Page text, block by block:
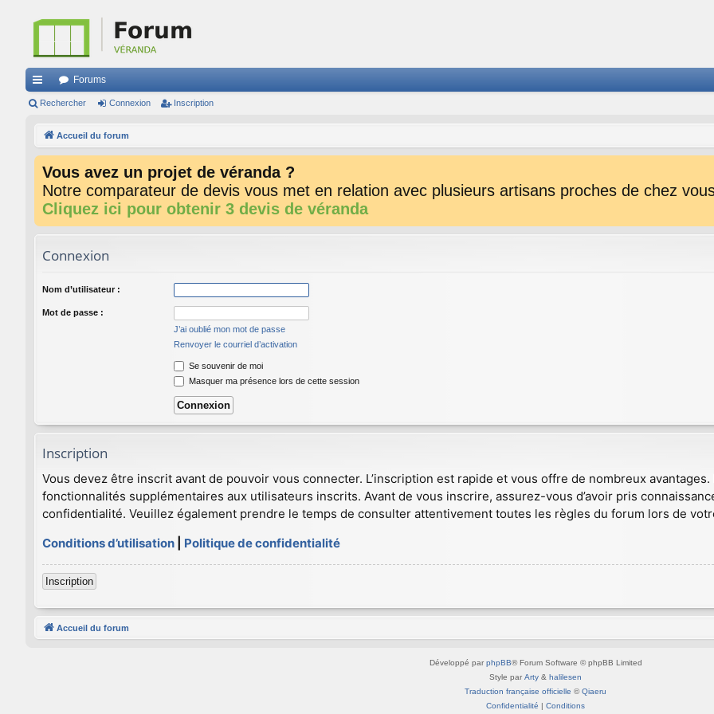
ac
Forums
Rechercher Connexion Inscription
Accueil du forum
Vous avez un projet de véranda ?
Notre comparateur de devis vous met en relation avec plusieurs artisans proches de chez
Cliquez ici pour obtenir 3 devis de véranda
Connexion
Nom d’utilisateur :
Mot de passe :
J’ai oublié mon mot de passe
Renvoyer le courriel d’activation
Se souvenir de moi
Masquer ma présence lors de cette session
Inscription
Vous devez être inscrit avant de pouvoir vous connecter. L’inscription est rapide et vous offre de nombreux
fonctionnalités supplémentaires aux utilisateurs inscrits. Avant de vous inscrire, assurez-vous d’avoir pris
confidentialité. Veuillez également prendre le temps de consulter attentivement toutes les règles du forum lors de
Conditions d’utilisation
Politique de confidentialité
Inscription
Accueil du forum
Développé par phpBB® Forum Software © phpBB Limited
Style par Arty & halilesen
Traduction française officielle ©Qiaeru
Confidentialité | Conditions